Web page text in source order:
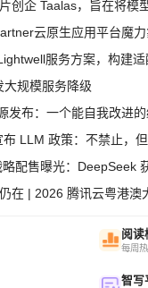
云原生应用平台魔
规模服务降级
在 | 2026 腾讯云粤港澳
阅读
每周
智写